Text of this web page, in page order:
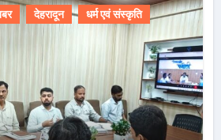
देहरादून धर्म एवं संस्कृति